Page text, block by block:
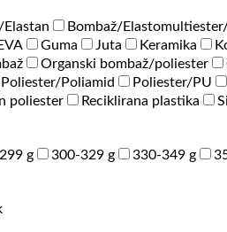
Elastan Bombaž/
EVA Guma Juta Keramika
Organski bombaž/poliester
Poliester/Poliamid Poliester/PU
poliester Reciklirana plastika
g 300-329 g 330-349 g